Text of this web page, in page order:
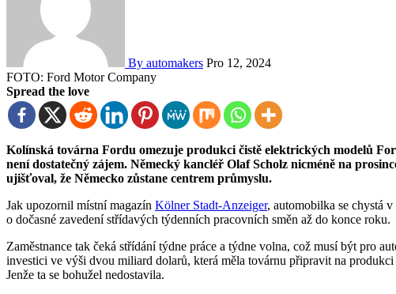
By automakers Pro 12, 2024
FOTO: Ford Motor Company
Spread the love
Kolínská továrna Fordu omezuje produkci čistě elektrických modelů Ford Explorer a Capri. O elektromobily v Evropě
není dostatečný zájem. Německý kancléř Olaf Scholz nicméně na
ujišťoval, že Německo zůstane centrem průmyslu.
Jak upozornil místní magazín Kölner Stadt-Anzeiger, automobilka se chystá
o dočasné zavedení střídavých týdenních pracovních směn až do konce roku.
Zaměstnance tak čeká střídání týdne práce a týdne volna, což musí být pro automobilku velmi nepříjemné, obzvlášť s ohledem na
investici ve výši dvou miliard dolarů, která měla továrnu připravit na
Jenže ta se bohužel nedostavila.